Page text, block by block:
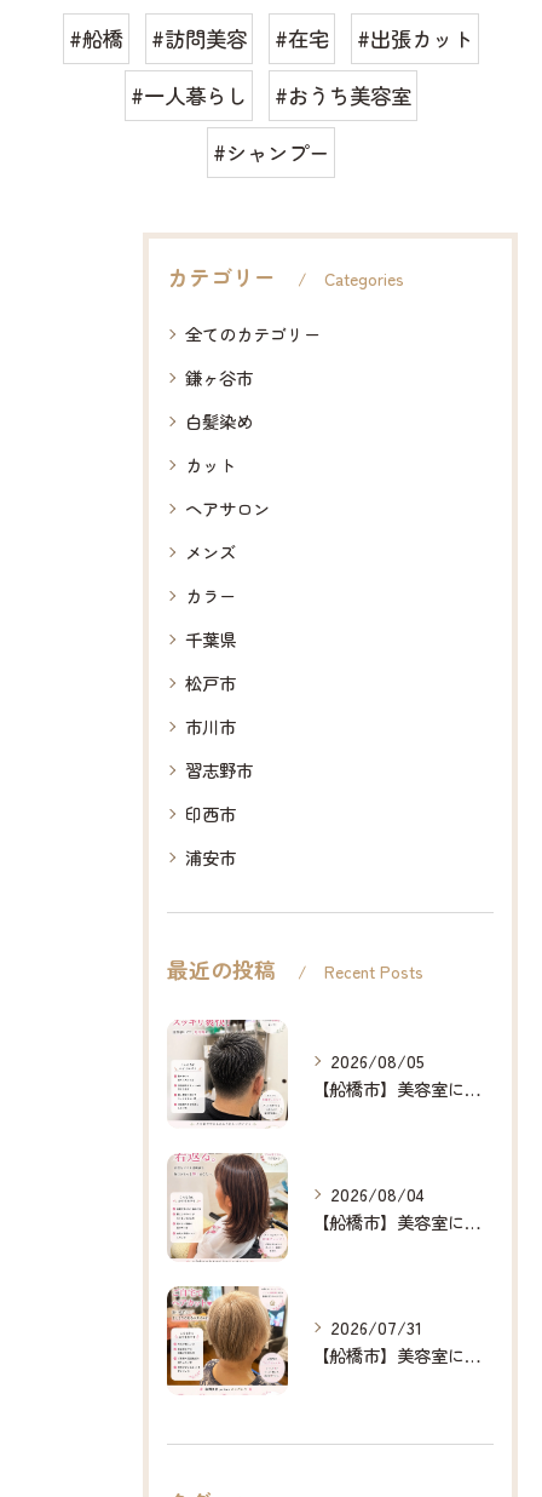
#船橋 #訪問美容 #在宅
#出張カット
#一人暮らし
#おうち美容室
#シャンプー
カテゴリー Categories
全てのカテゴリー
鎌ヶ谷市
白髪染め
カット
ヘアサロン
メンズ
カラー
千葉県
松戸市
市川市
習志野市
印西市
浦安市
最近の投稿 Recent Posts
2026/08/05
【船橋市】美容室に行けない…をなくしたい✂️✨
2026/08/04
【船橋市】美容室に行けない…をなくしたい✂️✨
2026/07/31
【船橋市】美容室に行けない…をなくしたい✂️✨